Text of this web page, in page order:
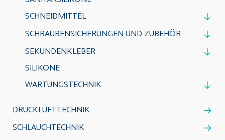
SCHNEIDMITTEL
SCHRAUBENSICHERUNGEN UND ZUBEHÖR
SEKUNDENKLEBER
SILIKONE
WARTUNGSTECHNIK
DRUCKLUFTTECHNIK
SCHLAUCHTECHNIK